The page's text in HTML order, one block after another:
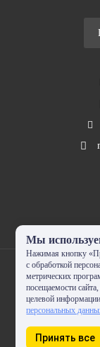
© 2010-2024 -
Мы
Нажимая кнопку
с обработкой
метрических
посещаемости
целевой
персональных
Принять все